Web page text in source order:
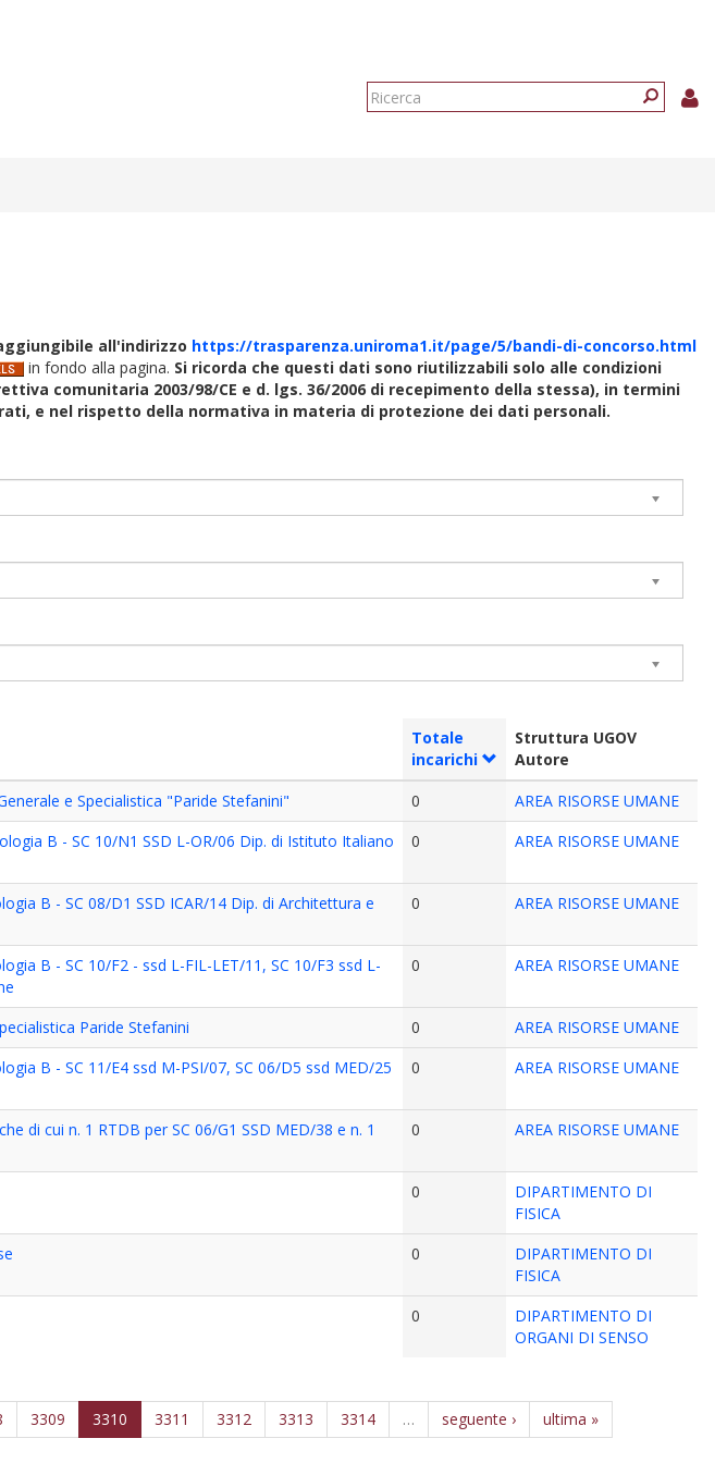
Form
all'indirizzo https://trasparenza.uniroma1.it/page/5/bandi-di-concorso.html
in fondo alla pagina. Si ricorda che questi dati sono riutilizzabili solo alle condizioni
comunitaria 2003/98/CE e d. lgs. 36/2006 di recepimento della stessa), in termini
e nel rispetto della normativa in materia di protezione dei dati personali.
Totale
incarichi
Struttura UGOV
Autore
e Specialistica "Paride Stefanini"
0
AREA RISORSE UMANE
B - SC 10/N1 SSD L-OR/06 Dip. di Istituto Italiano
0 AREA RISORSE UMANE
B - SC 08/D1 SSD ICAR/14 Dip. di Architettura e
0 AREA RISORSE UMANE
B - SC 10/F2 - ssd L-FIL-LET/11, SC 10/F3 ssd L-
0 AREA RISORSE UMANE
Paride Stefanini 0
AREA RISORSE UMANE
B - SC 11/E4 ssd M-PSI/07, SC 06/D5 ssd MED/25
0 AREA RISORSE UMANE
di cui n. 1 RTDB per SC 06/G1 SSD MED/38 e n. 1
0 AREA RISORSE UMANE
0
DIPARTIMENTO DI
FISICA
0
DIPARTIMENTO DI
FISICA
0
DIPARTIMENTO DI
ORGANI DI SENSO
3309 3310 3311 3312 3313 3314 … seguente › ultima »